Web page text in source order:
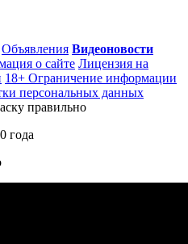
Объявления Видеоновости
о сайте Лицензия на
18+ Ограничение информации
персональных данных
правильно
года